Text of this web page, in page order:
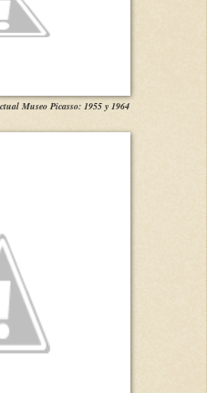
Museo Picasso: 1955 y 1964